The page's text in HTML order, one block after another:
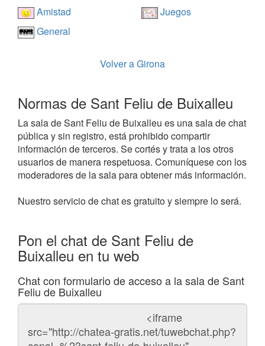
Amistad
Juegos
General
Volver a Girona
Normas de Sant Feliu de Buixalleu
La sala de Sant Feliu de Buixalleu es una sala de chat
pública y sin registro, está prohibido compartir
información de terceros. Se cortés y trata a los otros
usuarios de manera respetuosa. Comuníquese con los
moderadores de la sala para obtener más información.
Nuestro servicio de chat es gratuito y siempre lo será.
Pon el chat de Sant Feliu de
Buixalleu en tu web
Chat con formulario de acceso a la sala de Sant
Feliu de Buixalleu
Código
chat